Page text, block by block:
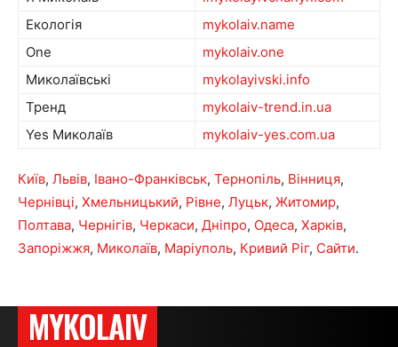
Екологія
mykolaiv.name
One
mykolaiv.one
Миколаївські
mykolayivski.info
Тренд
mykolaiv-trend.in.ua
Yes Миколаїв
mykolaiv-yes.com.ua
Київ, Львів, Івано-Франківськ, Тернопіль, Вінниця,
Чернівці, Хмельницький, Рівне, Луцьк, Житомир,
Полтава, Чернігів, Черкаси, Дніпро, Одеса, Харків,
Запоріжжя, Миколаїв, Маріуполь, Кривий Ріг, Сайти.
MYKOLAIV